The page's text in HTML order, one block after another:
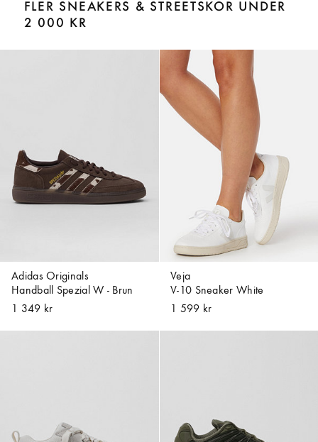
FLER SNEAKERS & STREETSKOR UNDER
2 000 KR
Adidas Originals
Handball Spezial W - Brun
1 349 kr
Veja
V-10 Sneaker White
1 599 kr